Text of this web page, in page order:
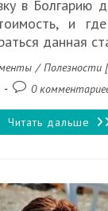
в Болгарию
и
данная
/ Полезности
Комментарии
записи:
0
Читать дальше